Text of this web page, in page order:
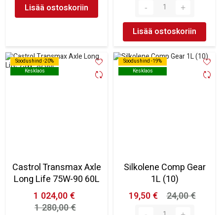
Lisää ostoskoriin
Lisää ostoskoriin
Soodushind -20%
Kesklaos
Soodushind -20%
Kesklaos
Castrol Transmax Axle
Long Life 75W-90 60L
1 024,00 €
1 280,00 €
Soodushind -19%
Kesklaos
Soodushind -19%
Kesklaos
Silkolene Comp Gear
1L (10)
19,50 €
24,00 €